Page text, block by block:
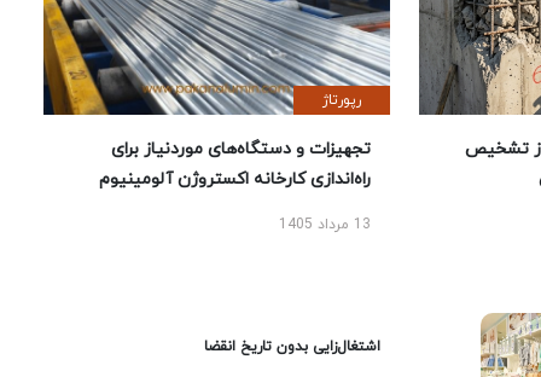
تشخیص
رپورتاژ
تجهیزات و دستگاه‌های موردنیاز برای
راه‌اندازی کارخانه اکستروژن آلومینیوم
13 مرداد 1405
اشتغال‌زایی بدون تاریخ انقضا